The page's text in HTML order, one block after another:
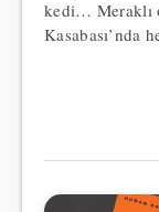
kedi… Meraklı
Kasabası’nda